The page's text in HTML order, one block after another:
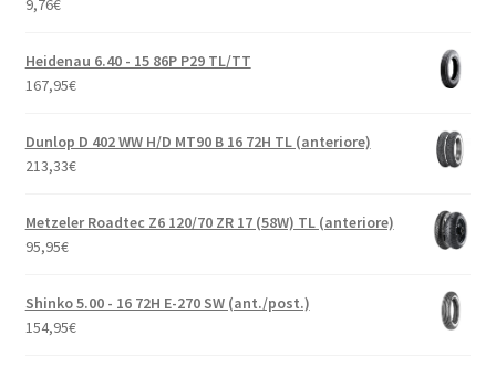
9,76€
Heidenau 6.40 - 15 86P P29 TL/TT
167,95€
Dunlop D 402 WW H/D MT90 B 16 72H TL (anteriore)
213,33€
Metzeler Roadtec Z6 120/70 ZR 17 (58W) TL (anteriore)
95,95€
Shinko 5.00 - 16 72H E-270 SW (ant./post.)
154,95€